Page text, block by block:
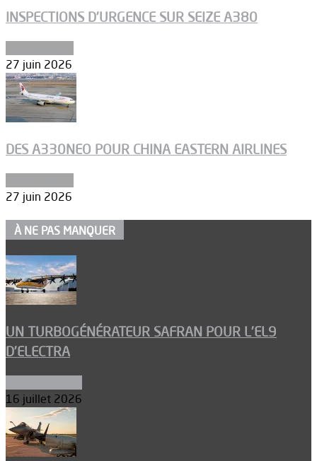
INSPECTIONS D’URGENCE SUR SEIZE A380
27 juin 2026
DES A330NEO POUR CHINA EASTERN AIRLINES
27 juin 2026
À NE PAS MANQUER
UN TURBOGÉNÉRATEUR SAFRAN POUR L’EL9
D’ELECTRA
16 juillet 2026